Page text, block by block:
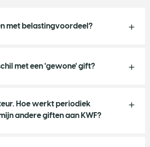
met belastingvoordeel?
met een 'gewone' gift?
Hoe werkt periodiek
andere giften aan KWF?